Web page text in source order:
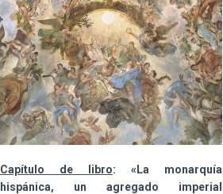
Capítulo de libro: «La monarquía
hispánica, un agregado imperial